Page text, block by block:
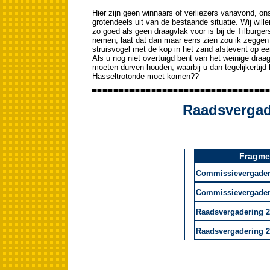
Hier zijn geen winnaars of verliezers vanavond,
grotendeels uit van de bestaande situatie. Wij
zo goed als geen draagvlak voor is bij de
nemen, laat dat dan maar eens zien zou ik
struisvogel met de kop in het zand afstevent op
Als u nog niet overtuigd bent van het weinige
moeten durven houden, waarbij u dan
Hasseltrotonde moet komen??
Raadsvergadering
Raadsvergadering